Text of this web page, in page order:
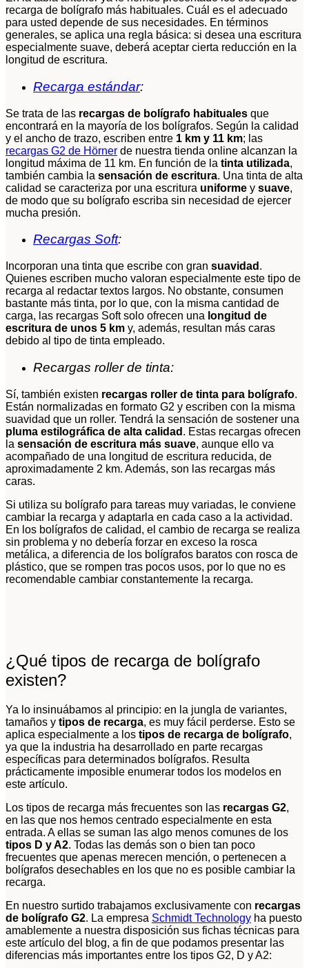
recarga de bolígrafo más habituales. Cuál es el adecuado
para usted depende de sus necesidades. En términos
generales, se aplica una regla básica: si desea una escritura
especialmente suave, deberá aceptar cierta reducción en la
longitud de escritura.
Recarga estándar:
Se trata de las recargas de bolígrafo habituales que
encontrará en la mayoría de los bolígrafos. Según la calidad
y el ancho de trazo, escriben entre 1 km y 11 km; las
recargas G2 de Hörner de nuestra tienda online alcanzan la
longitud máxima de 11 km. En función de la tinta utilizada,
también cambia la sensación de escritura. Una tinta de alta
calidad se caracteriza por una escritura uniforme y suave,
de modo que su bolígrafo escriba sin necesidad de ejercer
mucha presión.
Recargas Soft:
Incorporan una tinta que escribe con gran suavidad .
Quienes escriben mucho valoran especialmente este tipo de
recarga al redactar textos largos. No obstante, consumen
bastante más tinta, por lo que, con la misma cantidad de
carga, las recargas Soft solo ofrecen una longitud de
escritura de unos 5 km y, además, resultan más caras
debido al tipo de tinta empleado.
Recargas roller de tinta:
Sí, también existen recargas roller de tinta para bolígrafo.
Están normalizadas en formato G2 y escriben con la misma
suavidad que un roller. Tendrá la sensación de sostener una
pluma estilográfica de alta calidad . Estas recargas ofrecen
la sensación de escritura más suave, aunque ello va
acompañado de una longitud de escritura reducida, de
aproximadamente 2 km. Además, son las recargas más
caras.
Si utiliza su bolígrafo para tareas muy variadas, le conviene
cambiar la recarga y adaptarla en cada caso a la actividad.
En los bolígrafos de calidad, el cambio de recarga se realiza
sin problema y no debería forzar en exceso la rosca
metálica, a diferencia de los bolígrafos baratos con rosca de
plástico, que se rompen tras pocos usos, por lo que no es
recomendable cambiar constantemente la recarga.
¿Qué tipos de recarga de bolígrafo
existen?
Ya lo insinuábamos al principio: en la jungla de variantes,
tamaños y tipos de recarga, es muy fácil perderse. Esto se
aplica especialmente a los tipos de recarga de bolígrafo,
ya que la industria ha desarrollado en parte recargas
específicas para determinados bolígrafos. Resulta
prácticamente imposible enumerar todos los modelos en
este artículo.
Los tipos de recarga más frecuentes son las recargas G2,
en las que nos hemos centrado especialmente en esta
entrada. A ellas se suman las algo menos comunes de los
tipos D y A2. Todas las demás son o bien tan poco
frecuentes que apenas merecen mención, o pertenecen a
bolígrafos desechables en los que no es posible cambiar la
recarga.
En nuestro surtido trabajamos exclusivamente con recargas
de bolígrafo G2. La empresa Schmidt Technology ha puesto
amablemente a nuestra disposición sus fichas técnicas para
este artículo del blog, a fin de que podamos presentar las
diferencias más importantes entre los tipos G2, D y A2: